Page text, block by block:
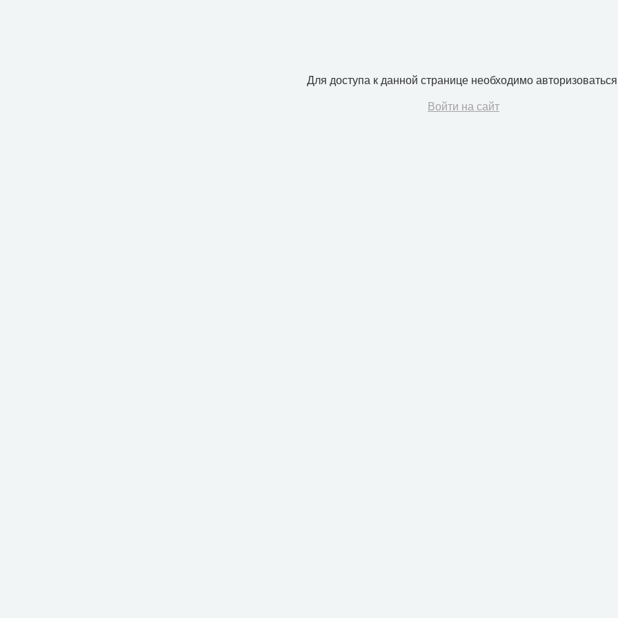
Для доступа к данной странице необходимо
Войти на сайт